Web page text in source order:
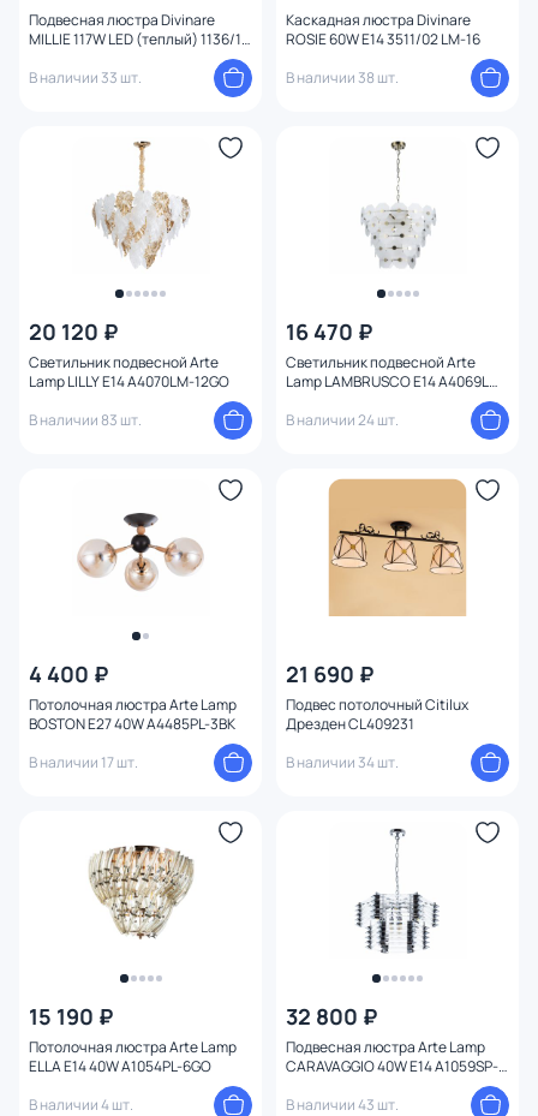
Подвесная люстра Divinare
MILLIE 117W LED (теплый) 1136/17
В наличии 33 шт.
Каскадная люстра Divinare
ROSIE 60W E14 3511/02 LM-16
В наличии 38 шт.
20 120 ₽
Светильник подвесной Arte
Lamp LILLY E14 A4070LM-12GO
В наличии 83 шт.
16 470 ₽
Светильник подвесной Arte
Lamp LAMBRUSCO E14 A4069LM-
В наличии 24 шт.
4 400 ₽
Потолочная люстра Arte Lamp
BOSTON E27 40W A4485PL-3BK
В наличии 17 шт.
21 690 ₽
Подвес потолочный Citilux
Дрезден CL409231
В наличии 34 шт.
15 190 ₽
Потолочная люстра Arte Lamp
ELLA E14 40W A1054PL-6GO
В наличии 4 шт.
32 800 ₽
Подвесная люстра Arte Lamp
CARAVAGGIO 40W E14 A1059SP-
В наличии 43 шт.
Форма 1
Вид рассеивателя
Форма плафона
Количество плафонов
Оформление
Способ крепления
Конструкция